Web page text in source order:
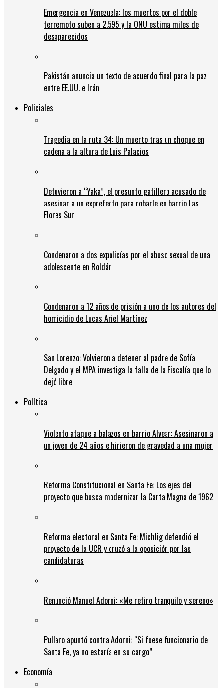
Emergencia en Venezuela: los muertos por el doble
terremoto suben a 2.595 y la ONU estima miles de
desaparecidos
Pakistán anuncia un texto de acuerdo final para la paz
entre EE.UU. e Irán
Policiales
Tragedia en la ruta 34: Un muerto tras un choque en
cadena a la altura de Luis Palacios
Detuvieron a “Yaka”, el presunto gatillero acusado de
asesinar a un exprefecto para robarle en barrio Las
Flores Sur
Condenaron a dos expolicías por el abuso sexual de una
adolescente en Roldán
Condenaron a 12 años de prisión a uno de los autores del
homicidio de Lucas Ariel Martínez
San Lorenzo: Volvieron a detener al padre de Sofía
Delgado y el MPA investiga la falla de la Fiscalía que lo
dejó libre
Política
Violento ataque a balazos en barrio Alvear: Asesinaron a
un joven de 24 años e hirieron de gravedad a una mujer
Reforma Constitucional en Santa Fe: Los ejes del
proyecto que busca modernizar la Carta Magna de 1962
Reforma electoral en Santa Fe: Michlig defendió el
proyecto de la UCR y cruzó a la oposición por las
candidaturas
Renunció Manuel Adorni: «Me retiro tranquilo y sereno»
Pullaro apuntó contra Adorni: “Si fuese funcionario de
Santa Fe, ya no estaría en su cargo”
Economía